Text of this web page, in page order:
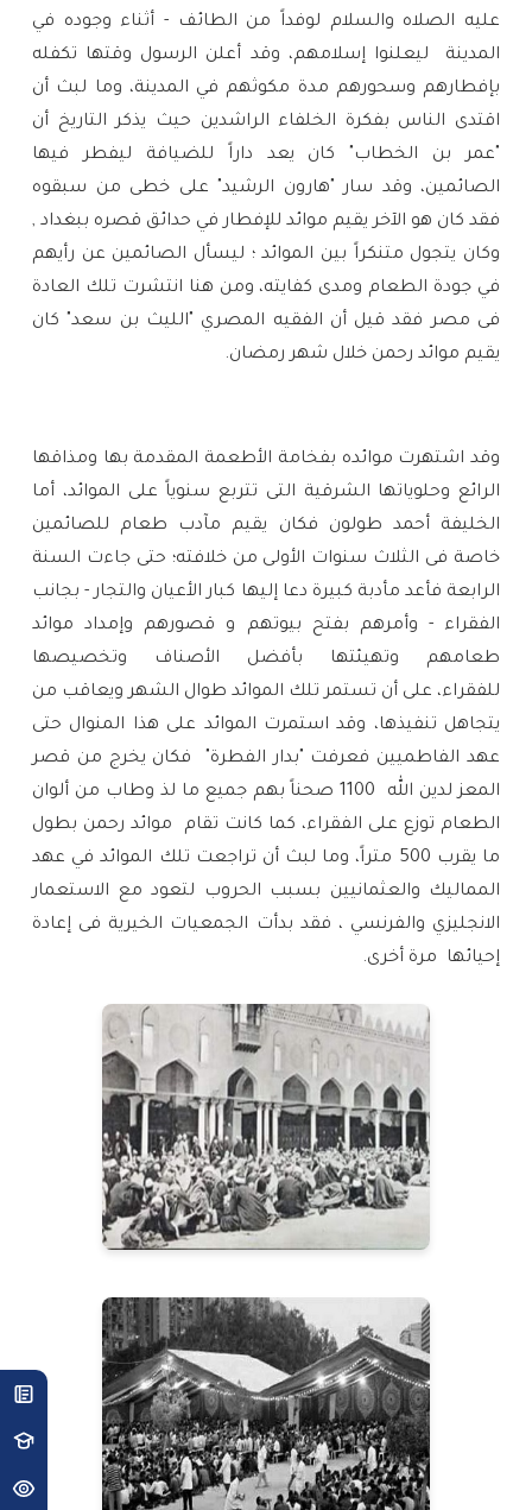
عليه الصلاه والسلام لوفداً من الطائف - أثناء وجوده في
المدينة ليعلنوا إسلامهم، وقد أعلن الرسول وقتها تكفله
بإفطارهم وسحورهم مدة مكوثهم في المدينة، وما لبث أن
اقتدى الناس بفكرة الخلفاء الراشدين حيث يذكر التاريخ أن
"عمر بن الخطاب" كان يعد داراً للضيافة ليفطر فيها
الصائمين، وقد سار "هارون الرشيد" على خطى من سبقوه
فقد كان هو الآخر يقيم موائد للإفطار في حدائق قصره ببغداد ,
وكان يتجول متنكراً بين الموائد ؛ ليسأل الصائمين عن رأيهم
في جودة الطعام ومدى كفايته، ومن هنا انتشرت تلك العادة
فى مصر فقد قيل أن الفقيه المصري "الليث بن سعد" كان
يقيم موائد رحمن خلال شهر رمضان.
وقد اشتهرت موائده بفخامة الأطعمة المقدمة بها ومذاقها
الرائع وحلوياتها الشرقية التى تتربع سنوياً على الموائد، أما
الخليفة أحمد طولون فكان يقيم مآدب طعام للصائمين
خاصة فى الثلاث سنوات الأولى من خلافته؛ حتى جاءت السنة
الرابعة فأعد مأدبة كبيرة دعا إليها كبار الأعيان والتجار - بجانب
الفقراء - وأمرهم بفتح بيوتهم و قصورهم وإمداد موائد
طعامهم وتهيئتها بأفضل الأصناف وتخصيصها
للفقراء، على أن تستمر تلك الموائد طوال الشهر ويعاقب من
يتجاهل تنفيذها، وقد استمرت الموائد على هذا المنوال حتى
عهد الفاطميين فعرفت "بدار الفطرة" فكان يخرج من قصر
المعز لدين الله 1100 صحناً بهم جميع ما لذ وطاب من ألوان
الطعام توزع على الفقراء، كما كانت تقام موائد رحمن بطول
ما يقرب 500 متراً، وما لبث أن تراجعت تلك الموائد في عهد
المماليك والعثمانيين بسبب الحروب لتعود مع الاستعمار
الانجليزي والفرنسي ، فقد بدأت الجمعيات الخيرية فى إعادة
إحيائها مرة أخرى.